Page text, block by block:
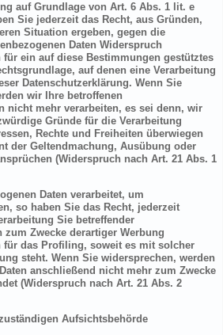
auf Grundlage von Art. 6 Abs. 1 lit. e
Sie jederzeit das Recht, aus Gründen,
Situation ergeben, gegen die
Daten Widerspruch
ein auf diese Bestimmungen gestütztes
auf denen eine Verarbeitung
Datenschutzerklärung. Wenn Sie
wir Ihre betroffenen
nicht mehr verarbeiten, es sei denn, wir
Gründe für die Verarbeitung
Rechte und Freiheiten überwiegen
der Geltendmachung, Ausübung oder
(Widerspruch nach Art. 21 Abs. 1
Daten verarbeitet, um
so haben Sie das Recht, jederzeit
Sie betreffender
zum Zwecke derartiger Werbung
das Profiling, soweit es mit solcher
steht. Wenn Sie widersprechen, werden
anschließend nicht mehr zum Zwecke
(Widerspruch nach Art. 21 Abs. 2
Aufsichtsbehörde